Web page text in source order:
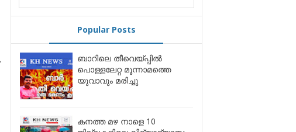
Popular Posts
ബാറിലെ തീവെയ്പ്പിൽ
പൊള്ളലേറ്റ മൂന്നാമത്തെ
യുവാവും മരിച്ചു
കനത്ത മഴ നാളെ 10